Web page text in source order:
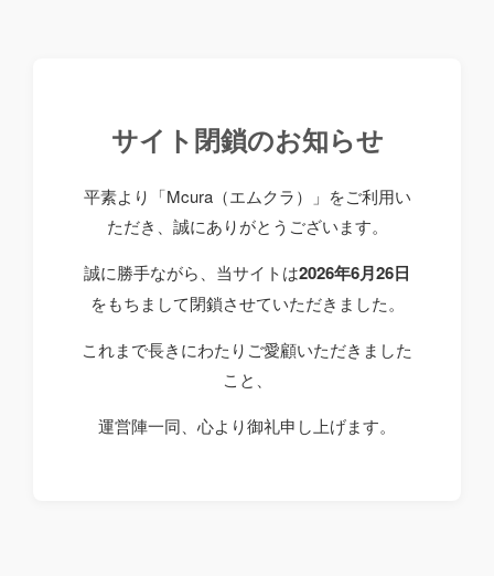
サイト閉鎖のお知らせ
平素より「Mcura（エムクラ）」をご利用い
ただき、誠にありがとうございます。
誠に勝手ながら、当サイトは2026年6月26日
をもちまして閉鎖させていただきました。
これまで長きにわたりご愛顧いただきました
こと、
運営陣一同、心より御礼申し上げます。